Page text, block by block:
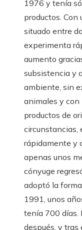
1976 y tenía
productos. Con
situado entre
experimenta
aumento
subsistencia y
ambiente, sin
animales y con
productos de
circunstancias,
rápidamente y
apenas unos
cónyuge
adoptó la
1991, unos
tenía 700 días.
después, y tras